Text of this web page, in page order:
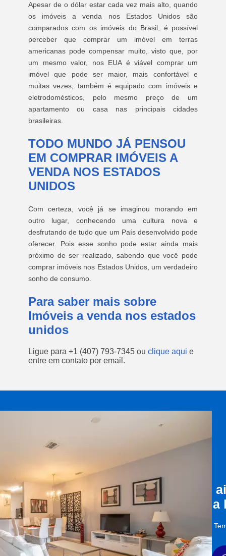
Apesar de o dólar estar cada vez mais alto, quando
os imóveis a venda nos Estados Unidos são
comparados com os imóveis do Brasil, é possível
perceber que comprar um imóvel em terras
americanas pode compensar muito, visto que, por
um mesmo valor, nos EUA é viável comprar um
imóvel que pode ser maior, mais confortável e
muitas vezes, também é equipado com imóveis e
eletrodomésticos, pelo mesmo preço de um
apartamento ou casa nas principais cidades
brasileiras.
TODO MUNDO JÁ PENSOU
EM COMPRAR IMÓVEIS A
VENDA NOS ESTADOS
UNIDOS
Com certeza, você já se imaginou morando em
outro lugar, conhecendo uma cultura nova e
desfrutando de tudo que um País desenvolvido pode
oferecer. Pois esse sonho pode estar ainda mais
próximo de ser realizado, sabendo que você pode
comprar imóveis nos Estados Unidos, um verdadeiro
sonho de consumo.
Para saber mais sobre
Imóveis a venda nos estados
unidos
Ligue para +1 (407) 793-7345 ou clique aqui e
entre em contato por email.
a